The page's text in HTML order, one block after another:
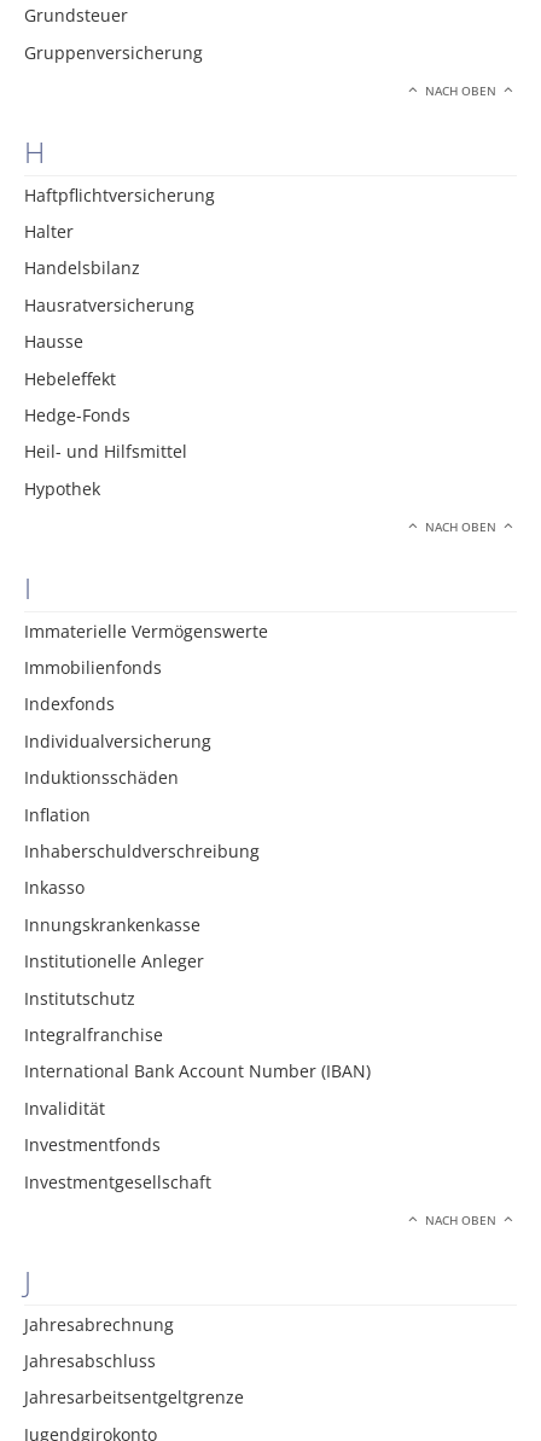
Grundsteuer
Gruppenversicherung
NACH OBEN
H
Haftpflichtversicherung
Halter
Handelsbilanz
Hausratversicherung
Hausse
Hebeleffekt
Hedge-Fonds
Heil- und Hilfsmittel
Hypothek
NACH OBEN
I
Immaterielle Vermögenswerte
Immobilienfonds
Indexfonds
Individualversicherung
Induktionsschäden
Inflation
Inhaberschuldverschreibung
Inkasso
Innungskrankenkasse
Institutionelle Anleger
Institutschutz
Integralfranchise
International Bank Account Number (IBAN)
Invalidität
Investmentfonds
Investmentgesellschaft
NACH OBEN
J
Jahresabrechnung
Jahresabschluss
Jahresarbeitsentgeltgrenze
Jugendgirokonto